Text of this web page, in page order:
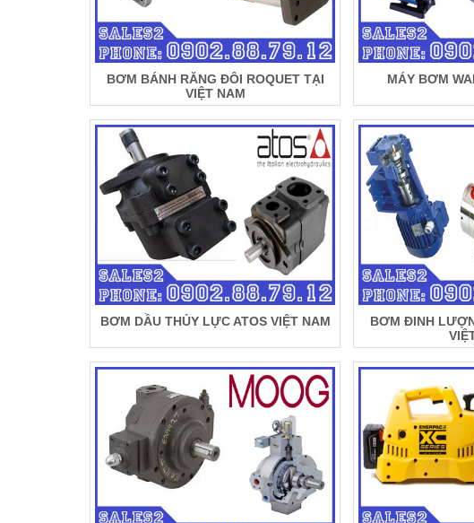
BƠM BÁNH RĂNG ĐÔI ROQUET TẠI
VIỆT NAM
MÁY BƠM
BƠM DẦU THỦY LỰC ATOS VIỆT NAM
BƠM ĐINH